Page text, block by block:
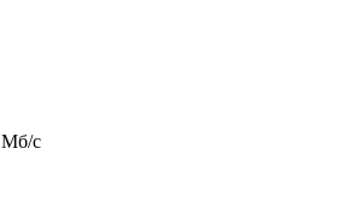
Мб/c